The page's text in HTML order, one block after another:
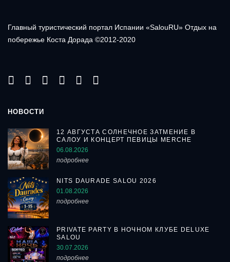
Главный туристический портал Испании «SalouRU» Отдых на
побережье Коста Дорада ©2012-2020
НОВОСТИ
12 АВГУСТА СОЛНЕЧНОЕ ЗАТМЕНИЕ В
САЛОУ И КОНЦЕРТ ПЕВИЦЫ MERCHE
06.08.2026
подробнее
NITS DAURADE SALOU 2026
01.08.2026
подробнее
PRIVATE PARTY В НОЧНОМ КЛУБЕ DELUXE
SALOU
30.07.2026
подробнее